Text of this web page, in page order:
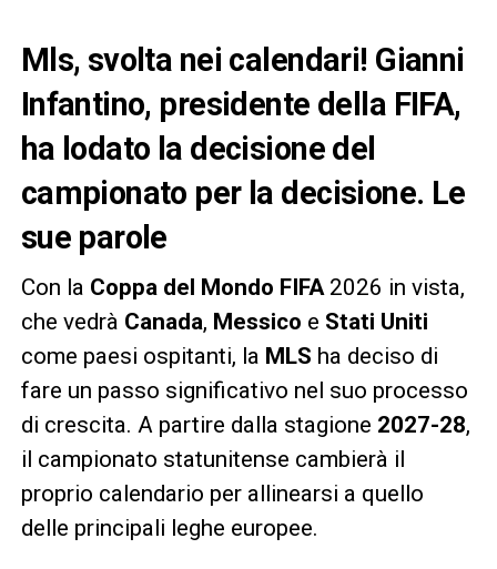
Mls, svolta nei calendari! Gianni
Infantino, presidente della FIFA,
ha lodato la decisione del
campionato per la decisione. Le
sue parole
Con la Coppa del Mondo FIFA2026 in vista,
che vedrà Canada, Messico e Stati Uniti
come paesi ospitanti, la MLS ha deciso di
fare un passo significativo nel suo processo
di crescita. A partire dalla stagione 2027-28,
il campionato statunitense cambierà il
proprio calendario per allinearsi a quello
delle principali leghe europee.